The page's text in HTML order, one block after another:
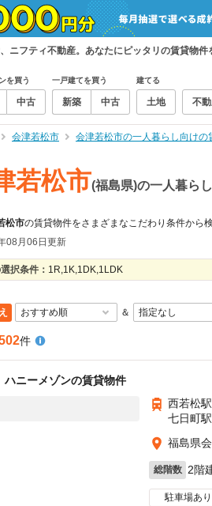
ニフティ不動産。あなたにピッタリの賃貸物件
を買う
中古
一戸建てを買う
新築 中古
建てる
土地 不
会津若松市 会津若松市の一人暮らし向けの
若松市(福島県)の一人暮ら
松市の賃貸物件をさまざまなこだわり条件から
08月06日更新
択条件： 1R,1K,1DK,1LDK
＆
件
ハニーメゾンの賃貸物件
西若松
七日町
福島県
総階数 2階
駐車場あり